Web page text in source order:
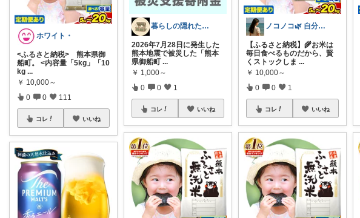
ホワイト・
<ふるさと納税> 熊本県御
船町。 <内容量「5kg」「10
kg ...
￥ 10,000～
0 0 111
コレ いいね
暮らしの隠れた名品
2026年7月28日に発生した
熊本地震で被災した「熊本
県御船町 ...
￥ 1,000～
0 0 1
コレ いいね
ノコノコ🌿 自分のQOL向上リスト
【ふるさと納税】🌾お米は
毎日食べるものだから、賢
くストックしま ...
￥ 10,000～
0 0 1
コレ いいね